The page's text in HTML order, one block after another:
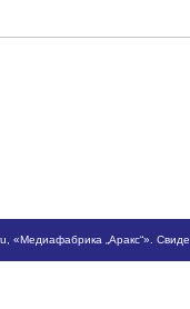
, «Медиафабрика „Аракс“».